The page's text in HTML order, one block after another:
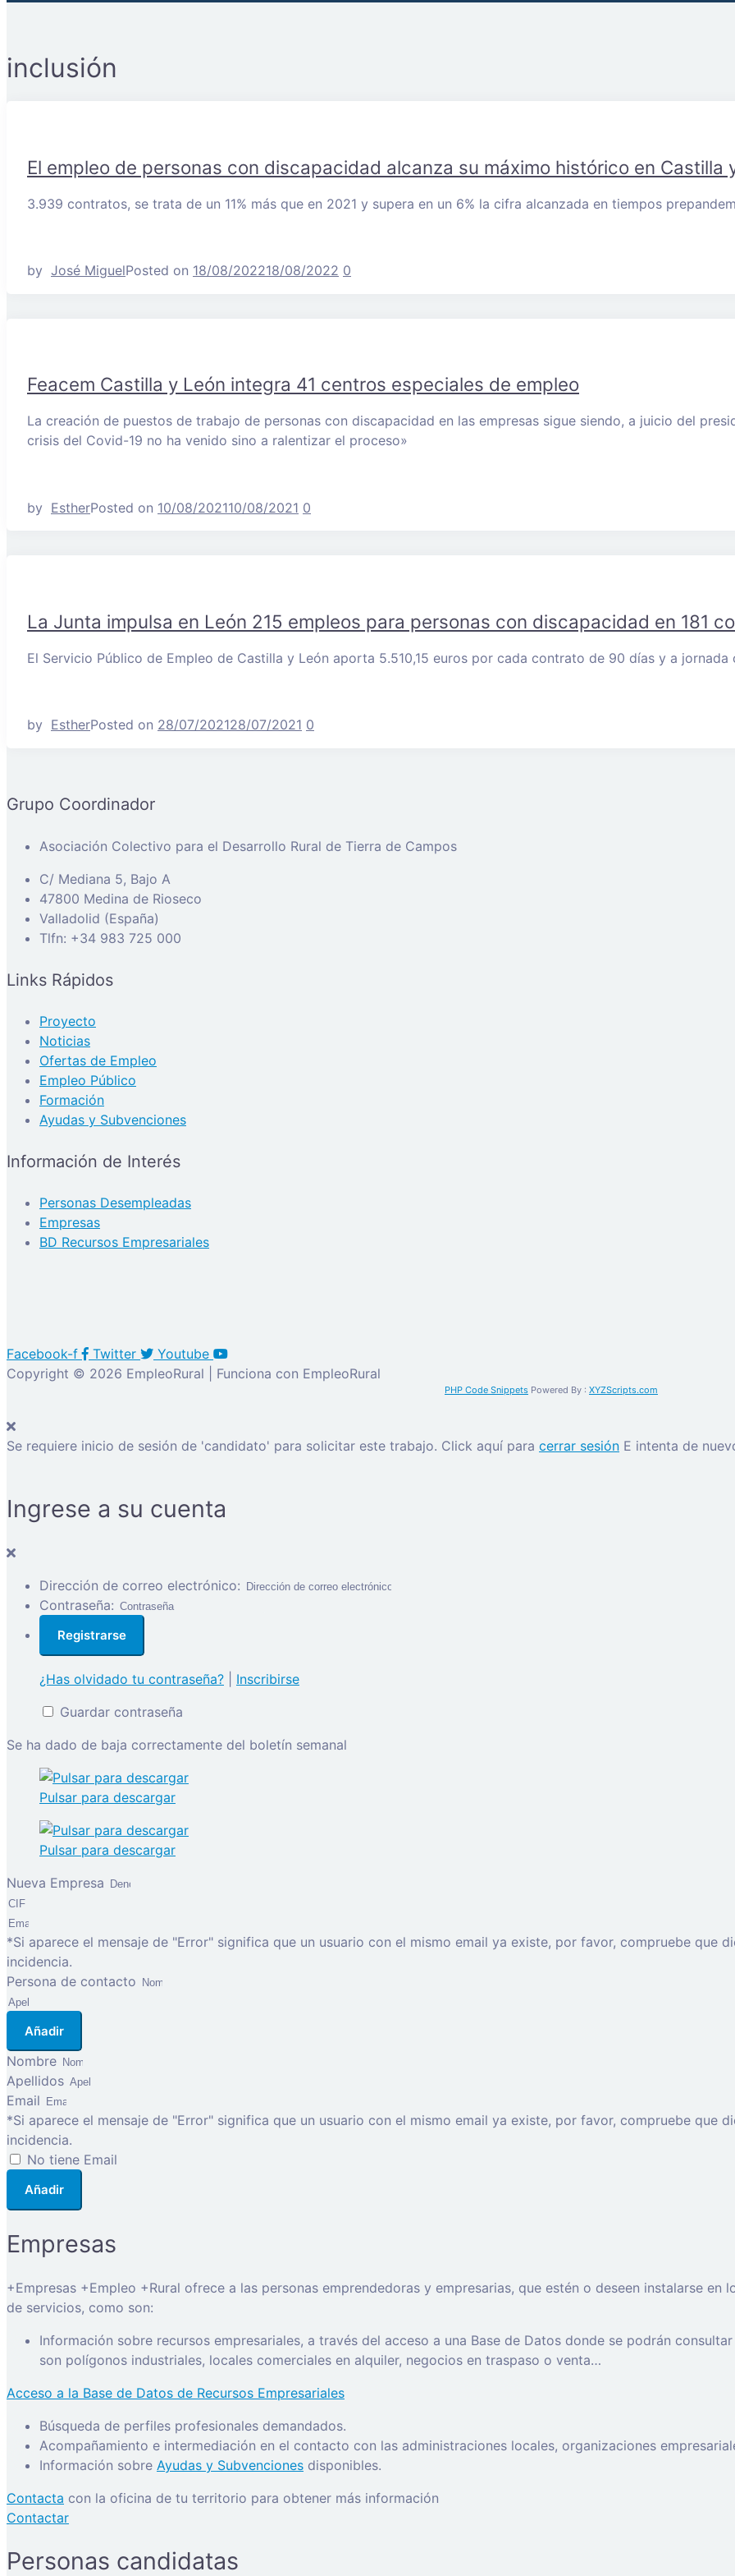
inclusión
El empleo de personas con discapacidad alcanza su máximo histórico en Castilla
3.939 contratos, se trata de un 11% más que en 2021 y supera en un 6% la cifra alcanzada en tiempos
by José MiguelPosted on 18/08/202218/08/2022 0
Feacem Castilla y León integra 41 centros especiales de empleo
La creación de puestos de trabajo de personas con discapacidad en las empresas sigue siendo, a juicio del
crisis del Covid-19 no ha venido sino a ralentizar el proceso»
by EstherPosted on 10/08/202110/08/2021 0
La Junta impulsa en León 215 empleos para personas con discapacidad en 181
El Servicio Público de Empleo de Castilla y León aporta 5.510,15 euros por cada contrato de 90 días y a jornada
by EstherPosted on 28/07/202128/07/2021 0
Grupo Coordinador
Asociación Colectivo para el Desarrollo Rural de Tierra de Campos
C/ Mediana 5, Bajo A
47800 Medina de Rioseco
Valladolid (España)
Tlfn: +34 983 725 000
Links Rápidos
Proyecto
Noticias
Ofertas de Empleo
Empleo Público
Formación
Ayudas y Subvenciones
Información de Interés
Personas Desempleadas
Empresas
BD Recursos Empresariales
Facebook-f Twitter
Youtube
Copyright © 2026 EmpleoRural | Funciona con EmpleoRural
PHP Code Snippets Powered By : XYZScripts.com
Se requiere inicio de sesión de 'candidato' para solicitar este trabajo. Click aquí para cerrar sesión E intenta de
Ingrese a su cuenta
Dirección de correo electrónico:
Contraseña:
¿Has olvidado tu contraseña?
Inscribirse
Guardar contraseña
Se ha dado de baja correctamente del boletín semanal
Pulsar para descargar
Pulsar para descargar
Nueva Empresa
*Si aparece el mensaje de "Error" significa que un usuario con el mismo email ya existe, por favor, compruebe que
incidencia.
Persona de contacto
Añadir
Nombre
Apellidos
Email
*Si aparece el mensaje de "Error" significa que un usuario con el mismo email ya existe, por favor, compruebe que
incidencia.
No tiene Email
Añadir
Empresas
+Empresas +Empleo +Rural ofrece a las personas emprendedoras y empresarias, que estén o deseen instalarse
de servicios, como son:
Información sobre recursos empresariales, a través del acceso a una Base de Datos donde se podrán
son polígonos industriales, locales comerciales en alquiler, negocios en traspaso o venta…
Acceso a la Base de Datos de Recursos Empresariales
Búsqueda de perfiles profesionales demandados.
Acompañamiento e intermediación en el contacto con las administraciones locales, organizaciones
Información sobre Ayudas y Subvenciones disponibles.
Contacta con la oficina de tu territorio para obtener más información
Contactar
Personas candidatas